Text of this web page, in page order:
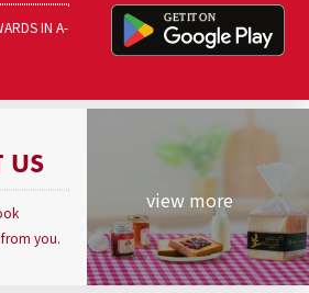
IN A-
US
you.
view more